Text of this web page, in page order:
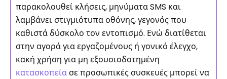
παρακολουθεί κλήσεις, μηνύματα SMS και
λαμβάνει στιγμιότυπα οθόνης, γεγονός που
καθιστά δύσκολο τον εντοπισμό. Ενώ διατίθεται
στην αγορά για εργαζομένους ή γονικό έλεγχο,
κακή χρήση για μη εξουσιοδοτημένη
κατασκοπείασε προσωπικές συσκευές μπορεί να